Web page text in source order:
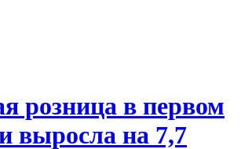
розница в первом
выросла на 7,7